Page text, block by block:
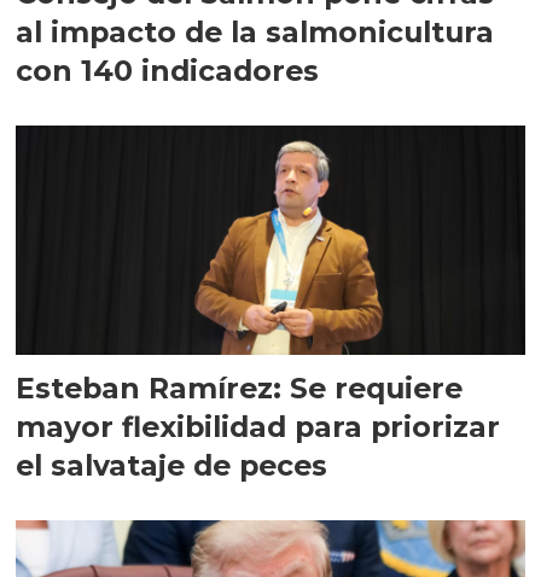
al impacto de la salmonicultura
con 140 indicadores
Esteban Ramírez: Se requiere
mayor flexibilidad para priorizar
el salvataje de peces